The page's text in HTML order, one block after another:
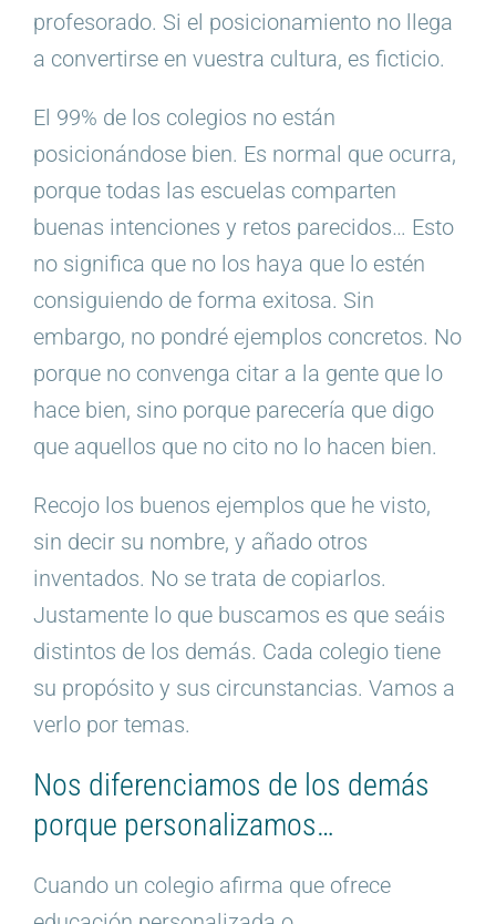
profesorado. Si el posicionamiento no llega
a convertirse en vuestra cultura, es ficticio.
El 99% de los colegios no están
posicionándose bien. Es normal que ocurra,
porque todas las escuelas comparten
buenas intenciones y retos parecidos… Esto
no significa que no los haya que lo estén
consiguiendo de forma exitosa. Sin
embargo, no pondré ejemplos concretos. No
porque no convenga citar a la gente que lo
hace bien, sino porque parecería que digo
que aquellos que no cito no lo hacen bien.
Recojo los buenos ejemplos que he visto,
sin decir su nombre, y añado otros
inventados. No se trata de copiarlos.
Justamente lo que buscamos es que seáis
distintos de los demás. Cada colegio tiene
su propósito y sus circunstancias. Vamos a
verlo por temas.
Nos diferenciamos de los demás
porque personalizamos…
Cuando un colegio afirma que ofrece